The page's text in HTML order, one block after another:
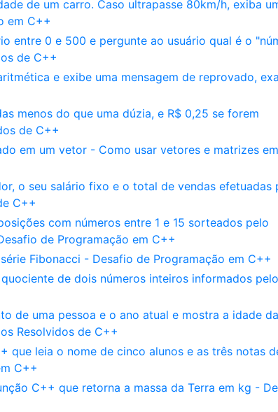
de um carro. Caso ultrapasse 80km/h, exiba
em C++
entre 0 e 500 e pergunte ao usuário qual é o
de C++
e exibe uma mensagem de reprovado,
menos do que uma dúzia, e R$ 0,25 se forem
de C++
em um vetor - Como usar vetores e matrizes
o seu salário fixo e o total de vendas efetuadas
C++
com números entre 1 e 15 sorteados pelo
de Programação em C++
Fibonacci - Desafio de Programação em C++
de dois números inteiros informados pelo
de uma pessoa e o ano atual e mostra a idade da
Resolvidos de C++
que leia o nome de cinco alunos e as três notas
C++
C++ que retorna a massa da Terra em kg -